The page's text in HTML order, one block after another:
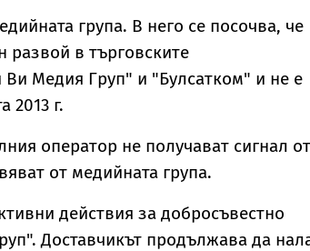
група. В него се посочва, че
развой в търговските
Медия Груп" и "Булсатком" и не е
2013 г.
оператор не получават сигнал от
от медийната група.
действия за добросъвестно
Доставчикът продължава да